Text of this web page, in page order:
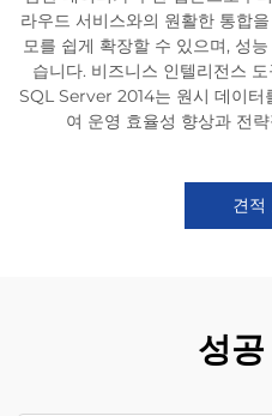
라우드 서비스와의 원활한 통합
모를 쉽게 확장할 수 있으며, 성
습니다. 비즈니스 인텔리전스
SQL Server 2014는 원시 데이터
여 운영 효율성 향상과 전
견적
성공